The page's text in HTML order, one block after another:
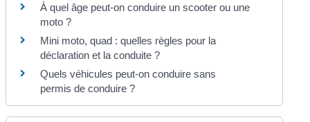
À quel âge peut-on conduire un scooter ou une
moto ?
Mini moto, quad : quelles règles pour la
déclaration et la conduite ?
Quels véhicules peut-on conduire sans
permis de conduire ?